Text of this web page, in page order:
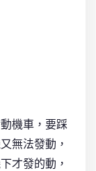
機車，要踩
無法發動，
才發的動，